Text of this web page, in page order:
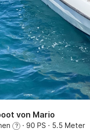
von Mario
? · 90 PS · 5.5 Meter